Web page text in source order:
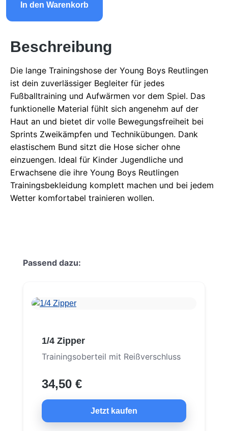
In den Warenkorb
Beschreibung
Die lange Trainingshose der Young Boys Reutlingen
ist dein zuverlässiger Begleiter für jedes
Fußballtraining und Aufwärmen vor dem Spiel. Das
funktionelle Material fühlt sich angenehm auf der
Haut an und bietet dir volle Bewegungsfreiheit bei
Sprints Zweikämpfen und Technikübungen. Dank
elastischem Bund sitzt die Hose sicher ohne
einzuengen. Ideal für Kinder Jugendliche und
Erwachsene die ihre Young Boys Reutlingen
Trainingsbekleidung komplett machen und bei jedem
Wetter komfortabel trainieren wollen.
Produktgalerie überspringen
Passend dazu:
1/4 Zipper
Trainingsoberteil mit Reißverschluss
34,50 €
Jetzt kaufen